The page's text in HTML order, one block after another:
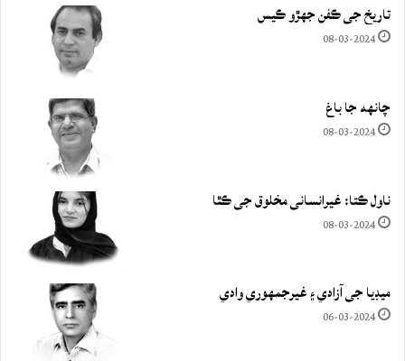
تاريخ جي ڪفن جھڙو ڪيس
08-03-2024
چانهه جا باغ
08-03-2024
ناول ڪتا: غيرانساني مخلوق جي ڪٿا
08-03-2024
ميڊيا جي آزادي ۽ غيرجمھوري وادي
06-03-2024